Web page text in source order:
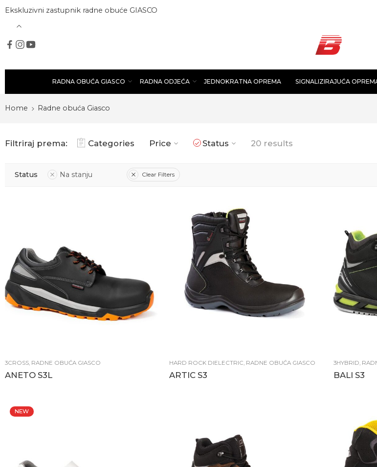
Ekskluzivni zastupnik radne obuće GIASCO
RADNA OBUĆA GIASCO RADNA ODJEĆA JEDNOKRATNA OPREMA SIGNALIZIRAJUĆA
Home Radne obuća Giasco
Filtriraj prema: Categories Price Status 20 results
Status Na stanju Clear Filters
3CROSS, RADNE OBUĆA GIASCO
ANETO S3L
HARD ROCK DIELECTRIC, RADNE OBUĆA GIASCO
ARTIC S3
3HYBRID,
BALI S3
NEW